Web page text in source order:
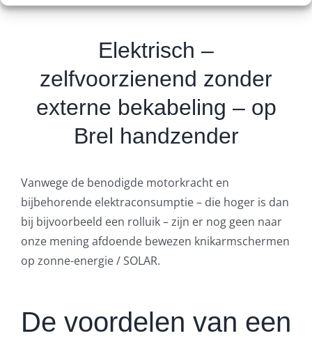
Elektrisch –
zelfvoorzienend zonder
externe bekabeling – op
Brel handzender
Vanwege de benodigde motorkracht en
bijbehorende elektraconsumptie – die hoger is dan
bij bijvoorbeeld een rolluik – zijn er nog geen naar
onze mening afdoende bewezen knikarmschermen
op zonne-energie / SOLAR.
De voordelen van een